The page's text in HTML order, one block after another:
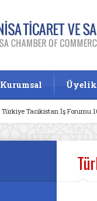
Kurumsal Üyelik
Türkiye Tacikistan İş Forumu